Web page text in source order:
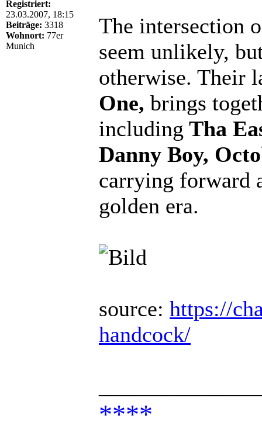
Registriert:
23.03.2007, 18:15
Beiträge: 3318
Wohnort: 77er
Munich
The intersection
seem unlikely,
otherwise. Their
One, brings
including Tha
Danny Boy,
carrying forward
golden era.
source: https://
handcock/
****